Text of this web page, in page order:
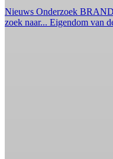
Nieuws Onderzoek
zoek naar... Eigendom van